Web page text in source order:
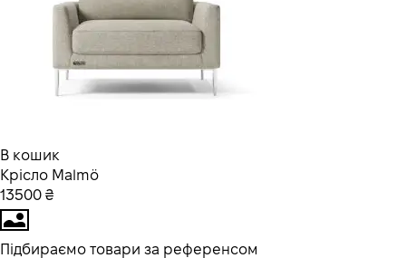
В кошик
Крісло Malmö
13500 ₴
Підбираємо товари за референсом